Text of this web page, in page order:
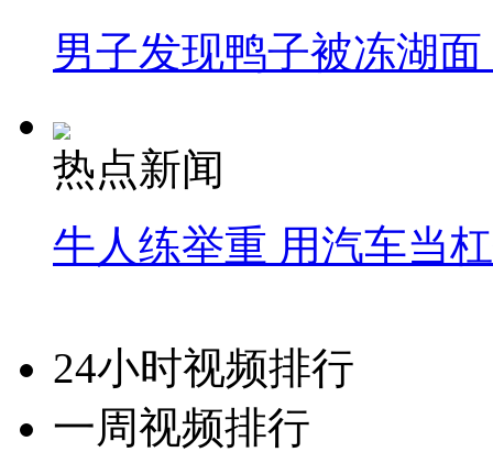
男子发现鸭子被冻湖
热点新闻
牛人练举重 用汽车当
24小时视频排行
一周视频排行